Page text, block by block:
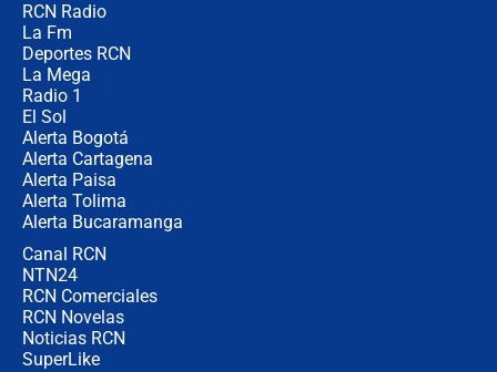
RCN Radio
La Fm
Deportes RCN
La Mega
Radio 1
El Sol
Alerta Bogotá
Alerta Cartagena
Alerta Paisa
Alerta Tolima
Alerta Bucaramanga
Canal RCN
NTN24
RCN Comerciales
RCN Novelas
Noticias RCN
SuperLike